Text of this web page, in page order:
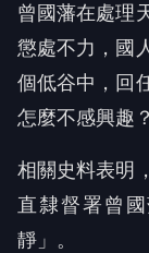
曾國藩在處理
懲處不力，國
個低谷中，回
怎麼不感興趣？
相關史料表明
直隸督署曾
靜」。